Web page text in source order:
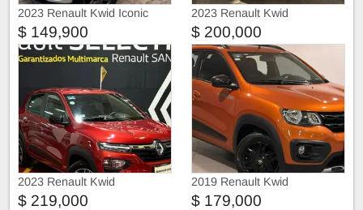
2023 Renault Kwid Iconic
$ 149,900
2023 Renault Kwid
$ 200,000
2023 Renault Kwid
$ 219,000
2019 Renault Kwid
$ 179,000